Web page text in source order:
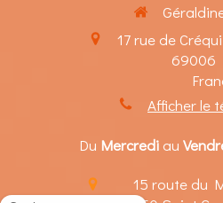
17 rue de
69006
Afficher le
Du Mercrediau
15 route du